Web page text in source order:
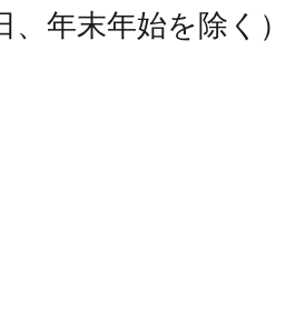
、年末年始を除く）